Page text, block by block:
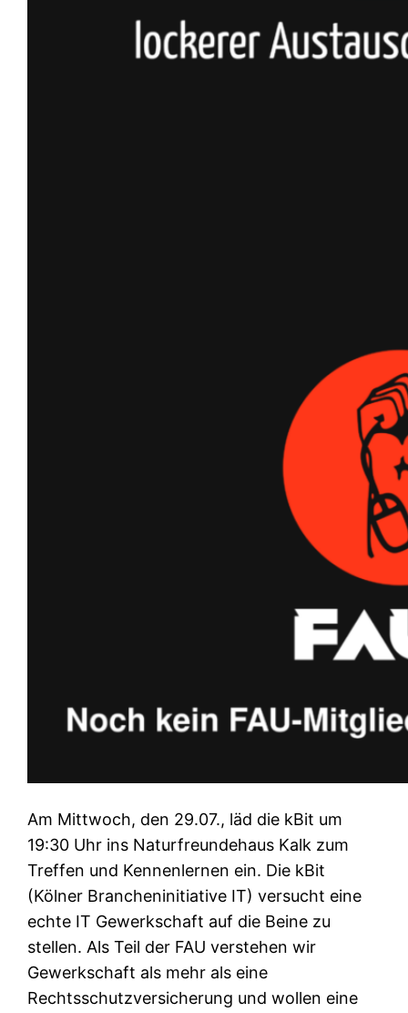
Am Mittwoch, den 29.07., läd die kBit um
19:30 Uhr ins Naturfreundehaus Kalk zum
Treffen und Kennenlernen ein. Die kBit
(Kölner Brancheninitiative IT) versucht eine
echte IT Gewerkschaft auf die Beine zu
stellen. Als Teil der FAU verstehen wir
Gewerkschaft als mehr als eine
Rechtsschutzversicherung und wollen eine